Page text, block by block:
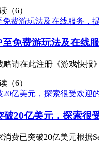
（6）
免费游玩法及在线
请在此注册《游戏快报
（6）
20亿美元，探索很
费已突破20亿美元根据